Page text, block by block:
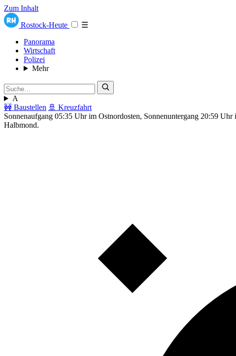
Zum Inhalt
Rostock-Heute
☰
Panorama
Wirtschaft
Polizei
Mehr
A
🚧 Baustellen 🚢 Kreuzfahrt
Sonnenaufgang 05:35 Uhr im Ostnordosten, Sonnenuntergang 20:59
Halbmond.